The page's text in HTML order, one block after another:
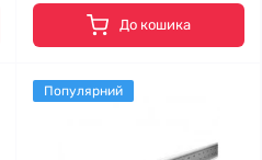
До кошика
Популярний